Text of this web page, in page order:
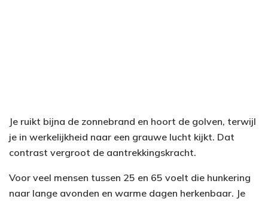
Je ruikt bijna de zonnebrand en hoort de golven, terwijl
je in werkelijkheid naar een grauwe lucht kijkt. Dat
contrast vergroot de aantrekkingskracht.
Voor veel mensen tussen 25 en 65 voelt die hunkering
naar lange avonden en warme dagen herkenbaar. Je